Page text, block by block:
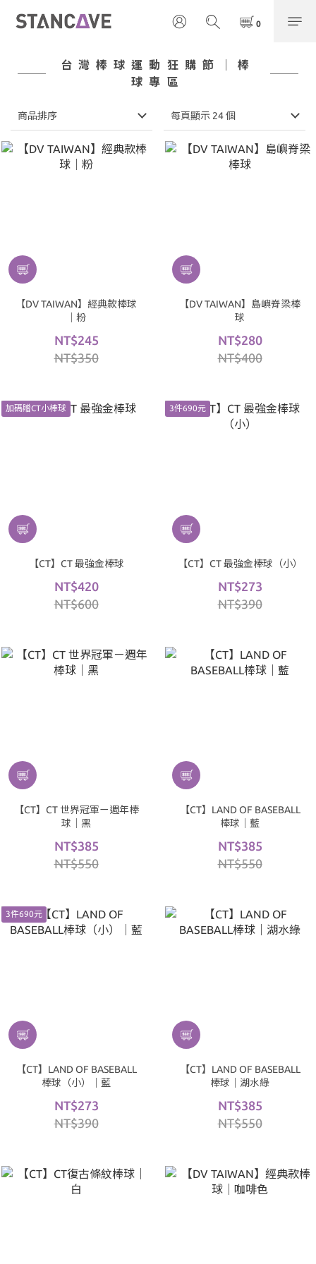
台灣棒球運動狂購節｜棒
球專區
商品排序 每頁顯示 24 個
【DV TAIWAN】經典款棒球
｜粉
NT$245
NT$350
【DV TAIWAN】島嶼脊梁棒
球
NT$280
NT$400
加碼贈CT小棒球
【CT】CT 最強金棒球
NT$420
NT$600
3件690元
【CT】CT 最強金棒球（小）
NT$273
NT$390
【CT】CT 世界冠軍ㄧ週年棒
球｜黑
NT$385
NT$550
【CT】LAND OF BASEBALL
棒球｜藍
NT$385
NT$550
3件690元
【CT】LAND OF BASEBALL
棒球（小）｜藍
NT$273
NT$390
【CT】LAND OF BASEBALL
棒球｜湖水綠
NT$385
NT$550